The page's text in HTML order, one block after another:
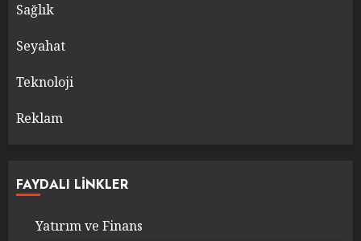
Sağlık
Seyahat
Teknoloji
Reklam
FAYDALI LINKLER
Yatırım ve Finans